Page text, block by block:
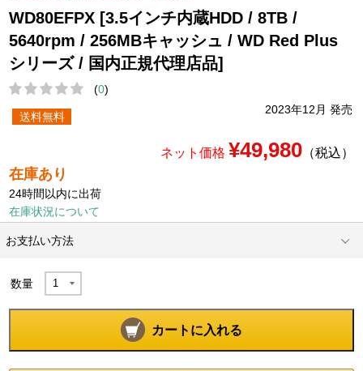
WD80EFPX [3.5インチ内蔵HDD / 8TB /
5640rpm / 256MBキャッシュ / WD Red Plus
シリーズ / 国内正規代理店品]
(0)
2023年12月 発売
送料無料
ネット価格 ¥49,980（税込）
在庫あり
24時間以内に出荷
在庫状況について
お支払い方法
数量
カートに入れる